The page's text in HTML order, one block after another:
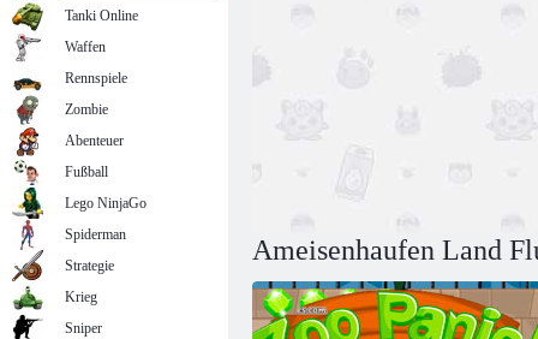
Ameisenhaufen Land
Tanki Online
Waffen
Rennspiele
Zombie
Abenteuer
Fußball
Lego NinjaGo
Spiderman
Strategie
Krieg
Sniper